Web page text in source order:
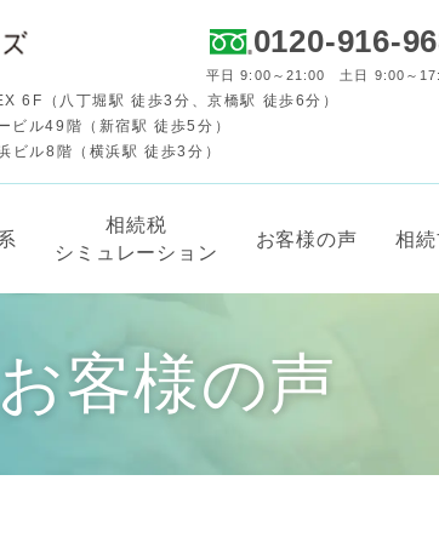
0120-916-
平日 9:00～21:00 土日 9:00～
6F（八丁堀駅 徒歩3分、京橋駅 徒歩6分）
ル49階（新宿駅 徒歩5分）
ル8階（横浜駅 徒歩3分）
相続税
シミュレーション
お客様の声 相
お客様の声